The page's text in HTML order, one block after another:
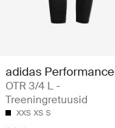
adidas Performance
OTR 3/4 L -
Treeningretuusid
XXS XS S